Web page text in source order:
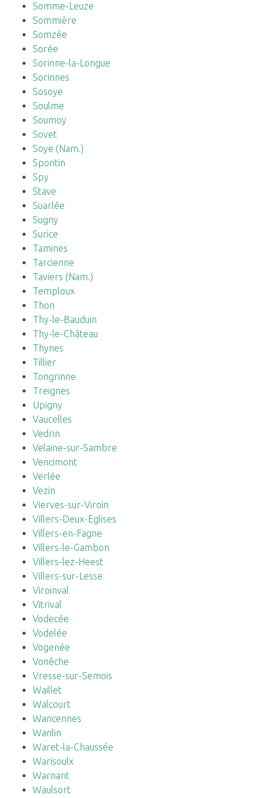
Somme-Leuze
Sommière
Somzée
Sorée
Sorinne-la-Longue
Sorinnes
Sosoye
Soulme
Soumoy
Sovet
Soye (Nam.)
Spontin
Spy
Stave
Suarlée
Sugny
Surice
Tamines
Tarcienne
Taviers (Nam.)
Temploux
Thon
Thy-le-Bauduin
Thy-le-Château
Thynes
Tillier
Tongrinne
Treignes
Upigny
Vaucelles
Vedrin
Velaine-sur-Sambre
Vencimont
Verlée
Vezin
Vierves-sur-Viroin
Villers-Deux-Eglises
Villers-en-Fagne
Villers-le-Gambon
Villers-lez-Heest
Villers-sur-Lesse
Viroinval
Vitrival
Vodecée
Vodelée
Vogenée
Vonêche
Vresse-sur-Semois
Waillet
Walcourt
Wancennes
Wanlin
Waret-la-Chaussée
Warisoulx
Warnant
Waulsort